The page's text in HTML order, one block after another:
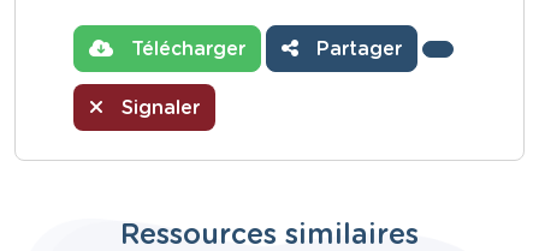
Télécharger Partager
Signaler
Ressources similaires